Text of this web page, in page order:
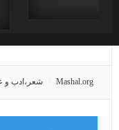
Mashal.org شعر،ادب و